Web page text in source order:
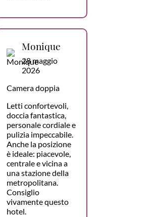
Monique
28 maggio
2026
Camera doppia
Letti confortevoli,
doccia fantastica,
personale cordiale e
pulizia impeccabile.
Anche la posizione
è ideale: piacevole,
centrale e vicina a
una stazione della
metropolitana.
Consiglio
vivamente questo
hotel.